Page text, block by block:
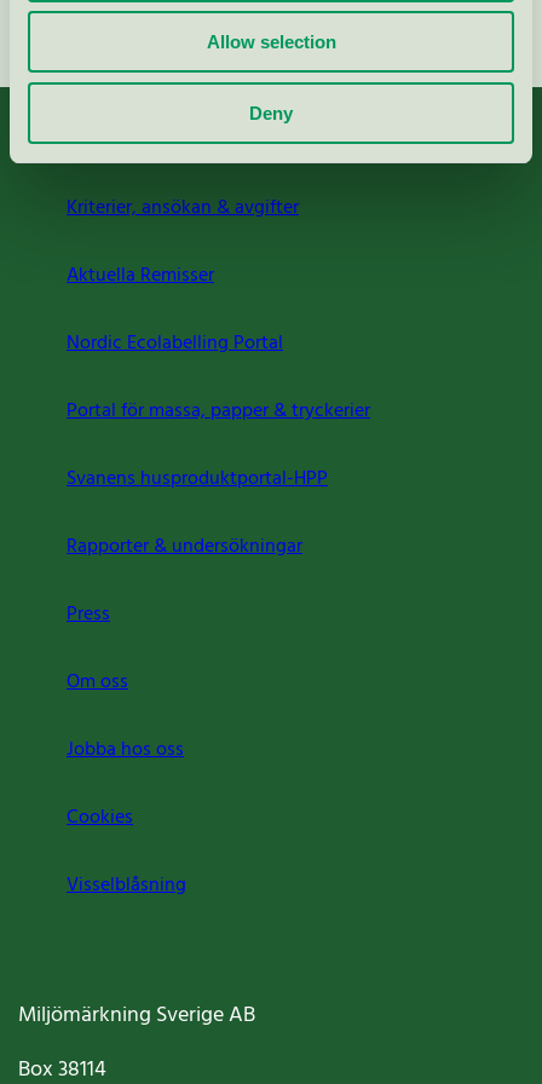
Allow selection
Deny
Fortsätt
Kriterier, ansökan & avgifter
Aktuella Remisser
Nordic Ecolabelling Portal
Portal för massa, papper & tryckerier
Svanens husproduktportal-HPP
Rapporter & undersökningar
Press
Om oss
Jobba hos oss
Cookies
Visselblåsning
Miljömärkning Sverige AB
Box38114